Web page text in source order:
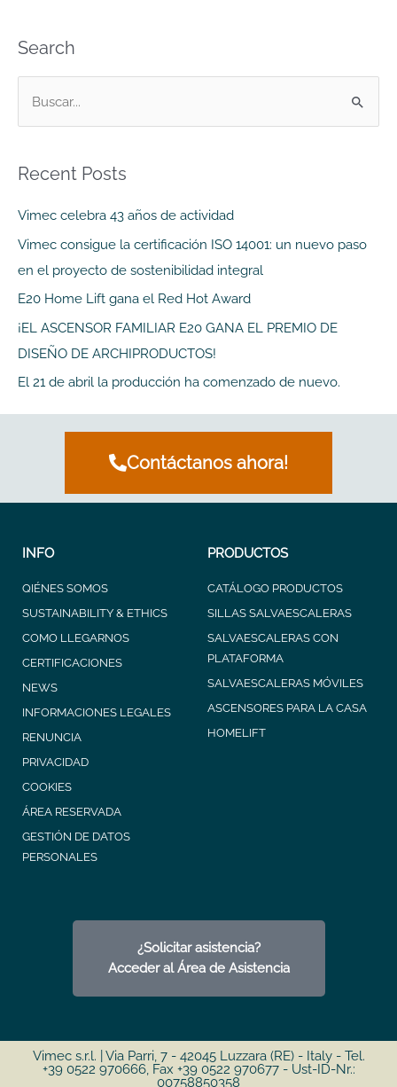
Search
u
c
a
:
Recent Posts
Vimec celebra 43 años de actividad
Vimec consigue la certificación ISO 14001: un nuevo paso
en el proyecto de sostenibilidad integral
E20 Home Lift gana el Red Hot Award
¡EL ASCENSOR FAMILIAR E20 GANA EL PREMIO DE
DISEÑO DE ARCHIPRODUCTOS!
El 21 de abril la producción ha comenzado de nuevo.
Contáctanos ahora!
INFO
QIÉNES SOMOS
SUSTAINABILITY & ETHICS
COMO LLEGARNOS
CERTIFICACIONES
NEWS
INFORMACIONES LEGALES
RENUNCIA
PRIVACIDAD
COOKIES
ÁREA RESERVADA
GESTIÓN DE DATOS
PERSONALES
PRODUCTOS
CATÁLOGO PRODUCTOS
SILLAS SALVAESCALERAS
SALVAESCALERAS CON
PLATAFORMA
SALVAESCALERAS MÓVILES
ASCENSORES PARA LA CASA
HOMELIFT
¿Solicitar asistencia?
Acceder al Área de Asistencia
Vimec s.r.l. | Via Parri, 7 - 42045 Luzzara (RE) - Italy - Tel.
+39 0522 970666, Fax +39 0522 970677 - Ust-ID-Nr.:
00758850358